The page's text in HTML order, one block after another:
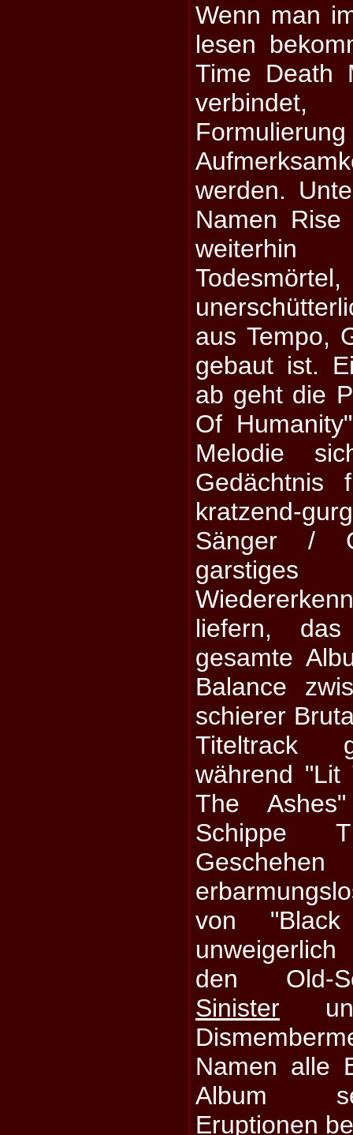
Wenn man
lesen
Time Death
werden.
Namen
aus Tempo,
gebaut ist.
ab geht die
Of
Melodie
Gedächtnis
kratzend-
Sänger /
garstiges
liefern,
gesamte
Balance
schierer
Titeltrack
während
The
Schippe
von
den Old-
Sinister
Namen alle
Album
Eruptionen